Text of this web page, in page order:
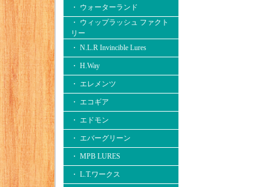
・ ウォーターランド
・ ウィップラッシュ ファクト
リー
・ N.L.R Invincible Lures
・ H.Way
・ エレメンツ
・ エコギア
・ エドモン
・ エバーグリーン
・ MPB LURES
・ L.T.ワークス